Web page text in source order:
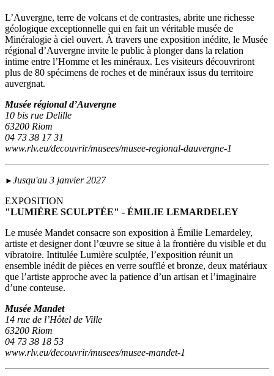
L’Auvergne, terre de volcans et de contrastes, abrite une richesse
géologique exceptionnelle qui en fait un véritable musée de
Minéralogie à ciel ouvert. À travers une exposition inédite, le Musée
régional d’Auvergne invite le public à plonger dans la relation
intime entre l’Homme et les minéraux. Les visiteurs découvriront
plus de 80 spécimens de roches et de minéraux issus du territoire
auvergnat.
Musée régional d’Auvergne
10 bis rue Delille
63200 Riom
04 73 38 17 31
www.rlv.eu/decouvrir/musees/musee-regional-dauvergne-1
► Jusqu'au 3 janvier 2027
EXPOSITION
"LUMIÈRE SCULPTÉE" - ÉMILIE LEMARDELEY
Le musée Mandet consacre son exposition à Émilie Lemardeley,
artiste et designer dont l’œuvre se situe à la frontière du visible et du
vibratoire. Intitulée Lumière sculptée, l’exposition réunit un
ensemble inédit de pièces en verre soufflé et bronze, deux matériaux
que l’artiste approche avec la patience d’un artisan et l’imaginaire
d’une conteuse.
Musée Mandet
14 rue de l’Hôtel de Ville
63200 Riom
04 73 38 18 53
www.rlv.eu/decouvrir/musees/musee-mandet-1